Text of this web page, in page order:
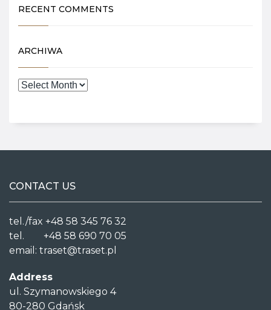
RECENT COMMENTS
ARCHIWA
CONTACT US
tel./fax +48 58 345 76 32
tel. +48 58 690 70 05
email: traset@traset.pl
Address
ul. Szymanowskiego 4
80-280 Gdańsk